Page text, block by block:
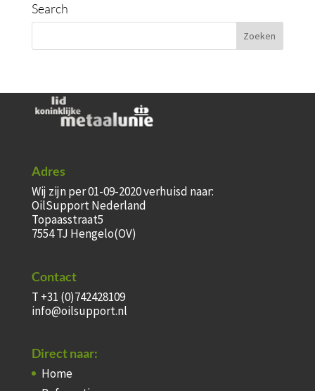
Search
Adres
Wij zijn per 01-09-2020 verhuisd naar:
OilSupport Nederland
Topaasstraat5
7554 TJ Hengelo(OV)
Contact
T +31 (0)742428109
info@oilsupport.nl
Direct naar:
Home